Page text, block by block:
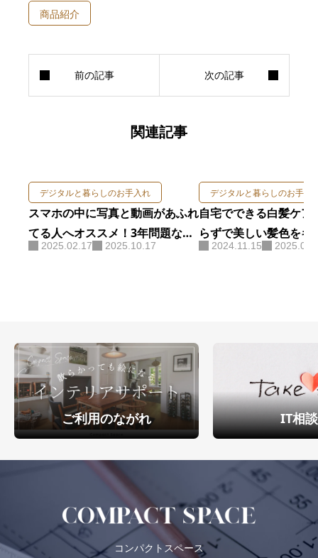
商品紹介
関連記事
デジタルと暮らしのお手入れ
スマホの中に写真と動画があふれ
てる人へオススメ！3年問題なく
使ったSDカードリーダーはこ
2025.02.17 2025.10.17
デジタルと暮らしのお手入
自宅でできる白髪ケア
らずで美しい髪色をキ
法 2024.11.15
ご利用のながれ IT相
コンパクトスペース